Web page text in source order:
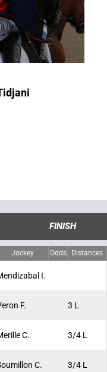
FINISH
Jockey Odds Distances
I.
F. 3 L
C. 3/4 L
C. 3/4 L